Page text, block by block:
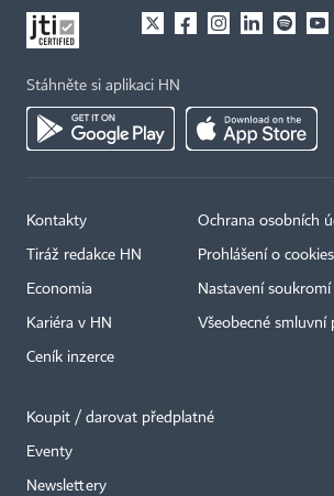
Stáhněte si aplikaci HN
Kontakty
Tiráž redakce HN
Economia
Kariéra v HN
Ceník inzerce
Ochrana osobních
Prohlášení o cookies
Nastavení soukromí
Všeobecné smluvní
Koupit / darovat předplatné
Eventy
Newslettery